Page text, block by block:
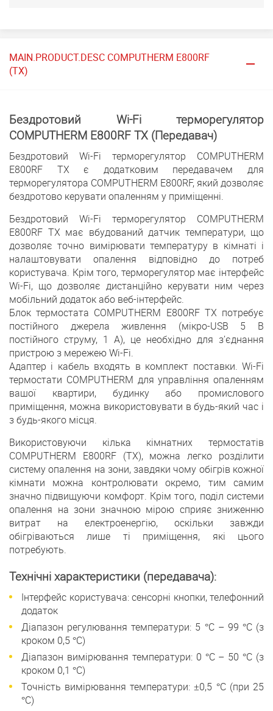
MAIN.PRODUCT.DESC COMPUTHERM E800RF
(TX)
Бездротовий Wi-Fi терморегулятор
COMPUTHERM E800RF TX (Передавач)
Бездротовий Wi-Fi терморегулятор COMPUTHERM
E800RF TX є додатковим передавачем для
терморегулятора COMPUTHERM E800RF, який дозволяє
бездротово керувати опаленням у приміщенні.
Бездротовий Wi-Fi терморегулятор COMPUTHERM
E800RF TX має вбудований датчик температури, що
дозволяє точно вимірювати температуру в кімнаті і
налаштовувати опалення відповідно до потреб
користувача. Крім того, терморегулятор має інтерфейс
Wi-Fi, що дозволяє дистанційно керувати ним через
мобільний додаток або веб-інтерфейс.
Блок термостата COMPUTHERM E800RF TX потребує
постійного джерела живлення (мікро-USB 5 В
постійного струму, 1 A), це необхідно для з’єднання
пристрою з мережею Wi-Fi.
Адаптер і кабель входять в комплект поставки. Wi-Fi
термостати COMPUTHERM для управління опаленням
вашої квартири, будинку або промислового
приміщення, можна використовувати в будь-який час і
з будь-якого місця.
Використовуючи кілька кімнатних термостатів
COMPUTHERM E800RF (TX), можна легко розділити
систему опалення на зони, завдяки чому обігрів кожної
кімнати можна контролювати окремо, тим самим
значно підвищуючи комфорт. Крім того, поділ системи
опалення на зони значною мірою сприяє зниженню
витрат на електроенергію, оскільки завжди
обігріваються лише ті приміщення, які цього
потребують.
Технічні характеристики (передавача):
Інтерфейс користувача: сенсорні кнопки, телефонний
додаток
Діапазон регулювання температури: 5 °C – 99 °C (з
кроком 0,5 °С)
Діапазон вимірювання температури: 0 °C – 50 °C (з
кроком 0,1 °С)
Точність вимірювання температури: ±0,5 °C (при 25
°C)